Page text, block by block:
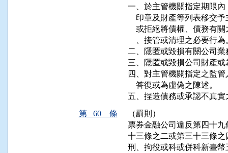
一、於主管機關指定期限
印章及財產等列表移交
或拒絕將債權、債務有
、接管或清理之必要行為
二、隱匿或毀損有關公司
三、隱匿或毀損公司財產
四、對主管機關指定之監
    答復或為虛偽之陳述。
五、捏造債務或承認不真實
第 60 條
（罰則）
票券金融公司違反第四十
十三條之二或第三十三條
刑、拘役或科或併科新臺